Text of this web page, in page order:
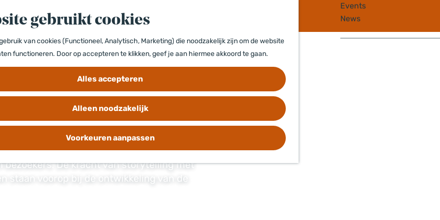
gebruikt cookies
van cookies (Functioneel, Analytisch, Marketing) die noodzakelijk zijn om de website
functioneren. Door op accepteren te klikken, geef je aan hiermee akkoord te gaan.
Alles accepteren
Alleen noodzakelijk
Voorkeuren aanpassen
e
u
Events
News
bezoekers. De kracht van storytelling met
staan voorop bij de ontwikkeling van de